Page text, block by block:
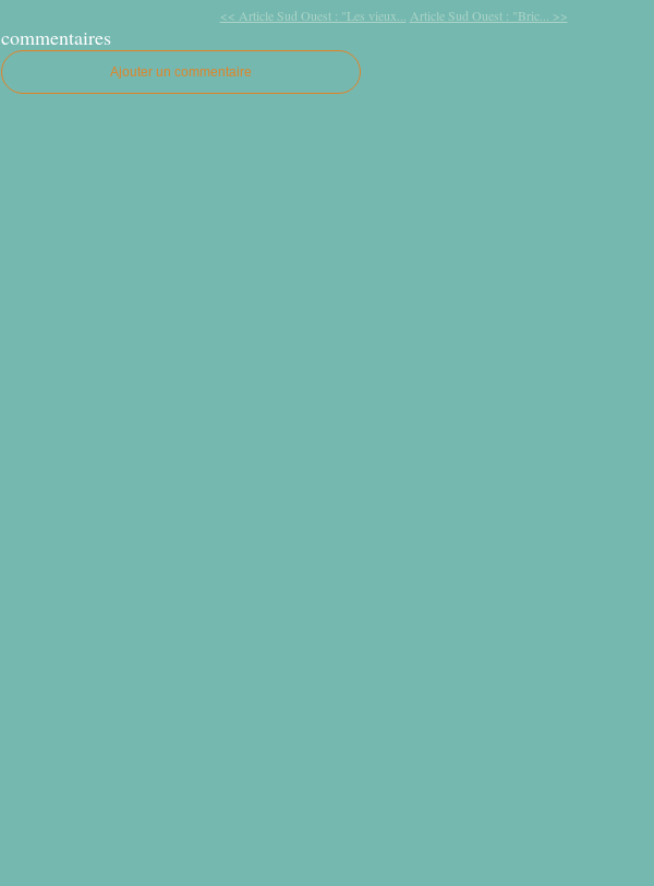
<< Article Sud Ouest : "Les vieux... Article Sud Ouest : "Bric... >>
commentaires
Ajouter un commentaire